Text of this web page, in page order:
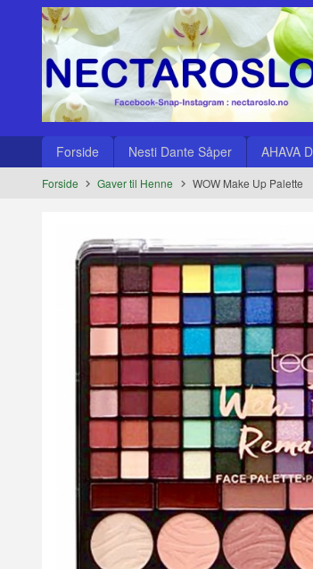
innholdet
Produkter
Forside Nesti Dante Såper AHAVA
Forside Gaver til Henne WOW Make Up Palette